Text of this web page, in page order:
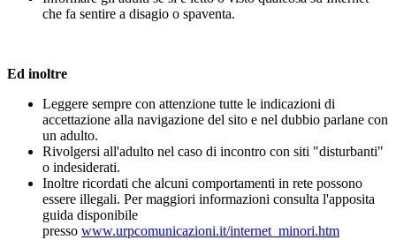
che fa sentire a disagio o spaventa.
Ed inoltre
Leggere sempre con attenzione tutte le indicazioni di
accettazione alla navigazione del sito e nel dubbio parlane con
un adulto.
Rivolgersi all'adulto nel caso di incontro con siti "disturbanti"
o indesiderati.
Inoltre ricordati che alcuni comportamenti in rete possono
essere illegali. Per maggiori informazioni consulta l'apposita
guida disponibile
presso www.urpcomunicazioni.it/internet_minori.htm